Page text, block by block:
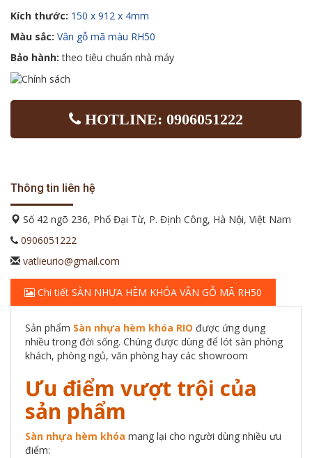
Kích thước: 150 x 912 x 4mm
Màu sắc: Vân gỗ mã màu RH50
Bảo hành:theo tiêu chuẩn nhà máy
HOTLINE: 0906051222
Thông tin liên hệ
Số 42 ngõ 236, Phố Đại Từ, P. Định Công, Hà Nội, Việt Nam
0906051222
vatlieurio@gmail.com
Chi tiết SÀN NHỰA HÈM KHÓA VÂN GỖ MÃ RH50
Sản phẩm Sàn nhựa hèm khóa RIO được ứng dụng
nhiều trong đời sống. Chúng được dùng để lót sàn phòng
khách, phòng ngủ, văn phòng hay các showroom
Ưu điểm vượt trội của
sản phẩm
Sàn nhựa hèm khóa mang lại cho người dùng nhiều ưu
điểm: